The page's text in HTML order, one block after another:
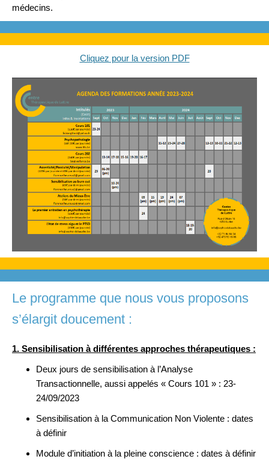
médecins.
Cliquez pour la version PDF
Le programme que nous vous proposons
s’élargit doucement :
1. Sensibilisation à différentes approches thérapeutiques :
Deux jours de sensibilisation à l’Analyse
Transactionnelle, aussi appelés « Cours 101 » : 23-
24/09/2023
Sensibilisation à la Communication Non Violente : dates
à définir
Module d’initiation à la pleine conscience : dates à définir